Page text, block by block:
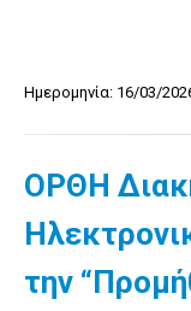
Ημερομηνία: 16/03/
ΟΡΘΗ
την